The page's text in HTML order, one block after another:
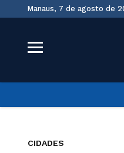
Manaus, 7 de agosto de
CIDADES